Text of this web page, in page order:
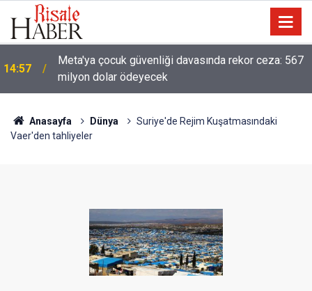
14:57
Meta'ya çocuk güvenliği davasında rekor ceza: 567
milyon dolar ödeyecek
Anasayfa Dünya
Suriye'de Rejim Kuşatmasındaki
Vaer'den tahliyeler